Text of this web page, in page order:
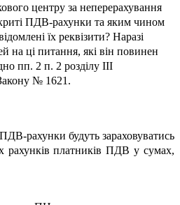
центру за неперерахування
ПДВ-рахунки та яким чином
їх реквізити? Наразі
на ці питання, які він повинен
пп. 2 п. 2 розділу III
№ 1621.
рахунки будуть зараховуватись
рахунків платників ПДВ у сумах,